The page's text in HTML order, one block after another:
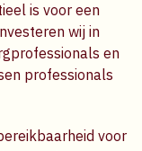
is voor een
wij in
en
professionals
voor